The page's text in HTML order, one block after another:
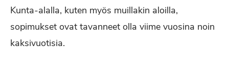
Kunta-alalla, kuten myös muillakin aloilla,
sopimukset ovat tavanneet olla viime vuosina noin
kaksivuotisia.